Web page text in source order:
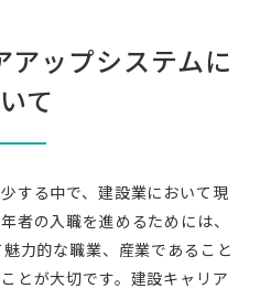
アップシステムに
て
する中で、建設業において現
者の入職を進めるためには、
力的な職業、産業であること
とが大切です。建設キャリア